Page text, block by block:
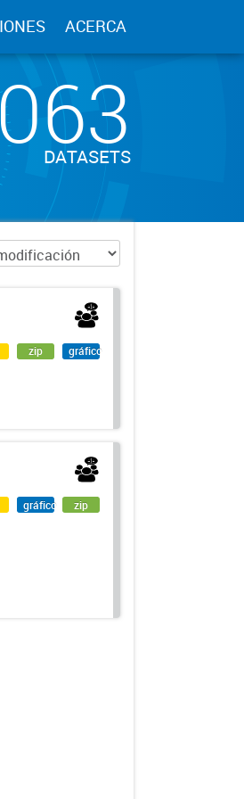
ACERCA
DATASETS
zip gráfico
gráfico zip